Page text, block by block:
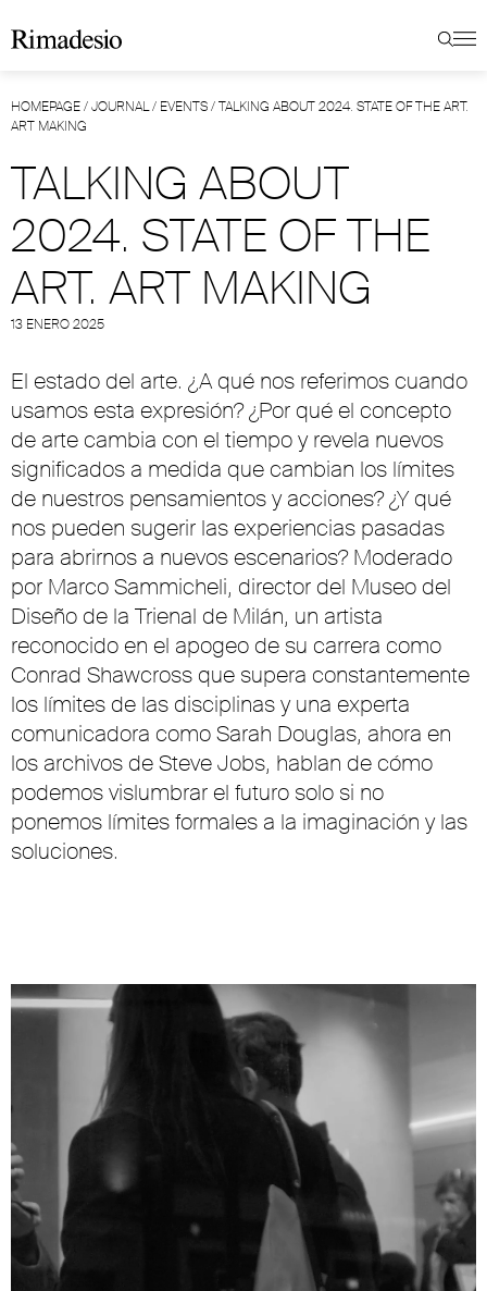
HOMEPAGE/JOURNAL/ EVENTS/TALKING ABOUT 2024. STATE OF THE ART.
ART MAKING
TALKING ABOUT
2024. STATE OF THE
ART. ART MAKING
13 ENERO 2025
El estado del arte. ¿A qué nos referimos cuando
usamos esta expresión? ¿Por qué el concepto
de arte cambia con el tiempo y revela nuevos
significados a medida que cambian los límites
de nuestros pensamientos y acciones? ¿Y qué
nos pueden sugerir las experiencias pasadas
para abrirnos a nuevos escenarios? Moderado
por Marco Sammicheli, director del Museo del
Diseño de la Trienal de Milán, un artista
reconocido en el apogeo de su carrera como
Conrad Shawcross que supera constantemente
los límites de las disciplinas y una experta
comunicadora como Sarah Douglas, ahora en
los archivos de Steve Jobs, hablan de cómo
podemos vislumbrar el futuro solo si no
ponemos límites formales a la imaginación y las
soluciones.